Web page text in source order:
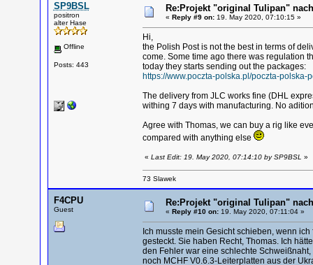
SP9BSL
positron
alter Hase
Offline
Posts: 443
Re:Projekt "original Tulipan"
« Reply #9 on:19. May 2020, 07:10:15 »
Hi,
the Polish Post is not the best in terms of
come. Some time ago there was regulation
today they starts sending out the packages:
https://www.poczta-polska.pl/poczta-
The delivery from JLC works fine (DHL
withing 7 days with manufacturing. No
Agree with Thomas, we can buy a rig like
compared with anything else
« Last Edit: 19. May 2020, 07:14:10 by SP9BSL »
73 Slawek
F4CPU
Guest
Re:Projekt "original Tulipan"
« Reply #10 on:19. May 2020, 07:11:04 »
Ich musste mein Gesicht schieben, wenn
gesteckt. Sie haben Recht, Thomas. Ich
den Fehler war eine schlechte
noch MCHF V0.6.3-Leiterplatten aus der